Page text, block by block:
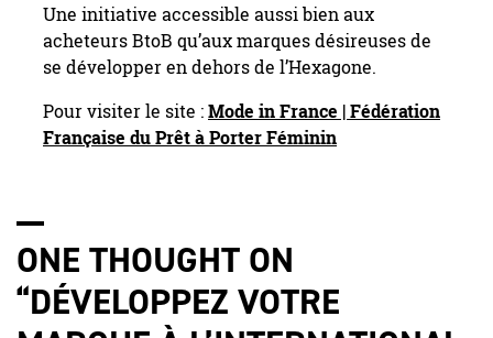
Une initiative accessible aussi bien aux
acheteurs BtoB qu’aux marques désireuses de
se développer en dehors de l’Hexagone.
Pour visiter le site :Mode in France | Fédération
Française du Prêt à Porter Féminin
ONE THOUGHT ON
“DÉVELOPPEZ VOTRE